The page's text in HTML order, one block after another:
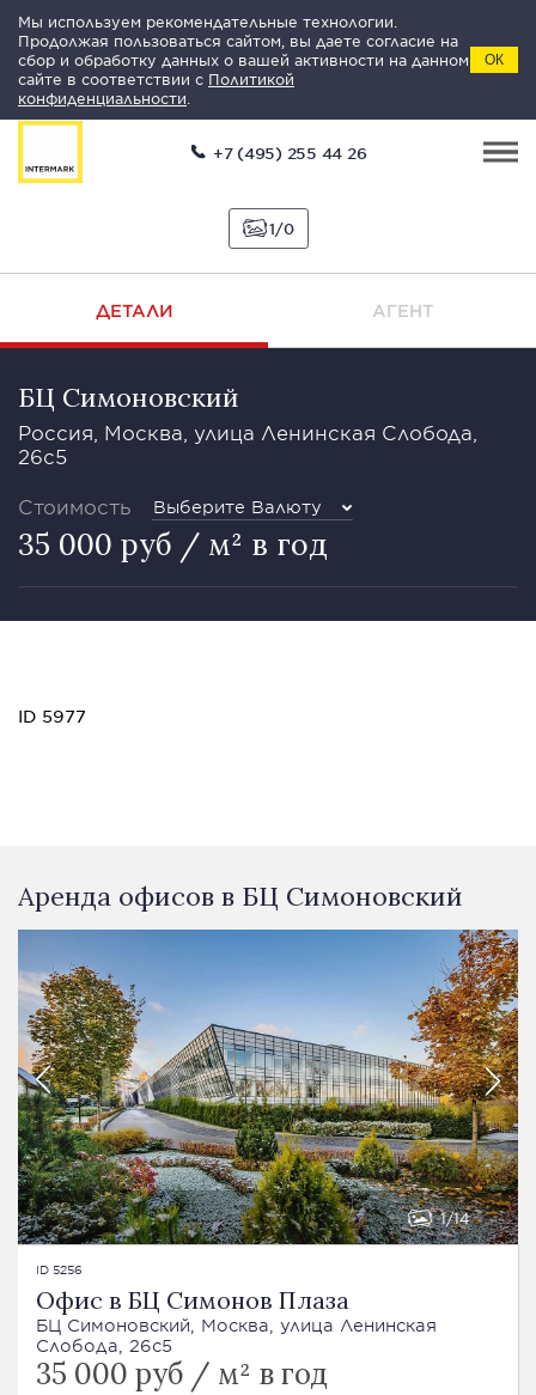
Мы используем рекомендательные технологии.
Продолжая пользоваться сайтом, вы даете согласие на
сбор и обработку данных о вашей активности на данном
сайте в соответствии с Политикой
конфиденциальности
ОК
+7 (495) 255 44 26
1 0
ДЕТАЛИ АГЕНТ
БЦ Симоновский
Россия, Москва, улица Ленинская Слобода,
26с5
Стоимость Выберите Валюту
35 000 руб / м² в год
ID 5977
Аренда офисов в БЦ Симоновский
1 14
ID 5256
Офис в БЦ Симонов Плаза
БЦ Симоновский, Москва, улица Ленинская
Слобода, 26с5
35 000 руб / м² в год